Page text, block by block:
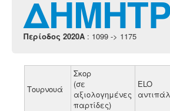
Περίοδος 2020A : 1099 -> 1175
Τουρνουά
Σκορ
(σε
αξιολογημένες
παρτίδες)
ELO